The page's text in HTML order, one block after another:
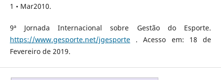
1 • Mar2010.
9ª Jornada Internacional sobre Gestão do Esporte.
https://www.gesporte.net/jgesporte. Acesso em: 18 de
Fevereiro de 2019.